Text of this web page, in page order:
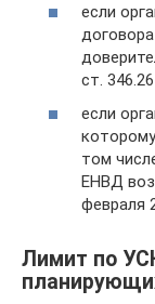
если
ст.
если
том
ЕНВД
февраля
Лимит по